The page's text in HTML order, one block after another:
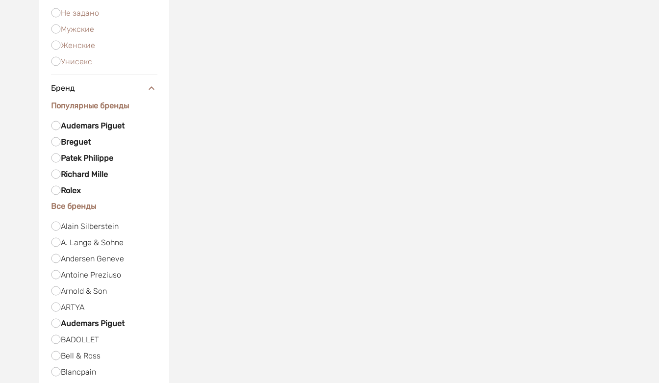
Не задано
Мужские
Женские
Унисекс
Бренд
Популярные бренды
Audemars Piguet
Breguet
Patek Philippe
Richard Mille
Rolex
Все бренды
Alain Silberstein
A. Lange & Sohne
Andersen Geneve
Antoine Preziuso
Arnold & Son
ARTYA
Audemars Piguet
BADOLLET
Bell & Ross
Blancpain